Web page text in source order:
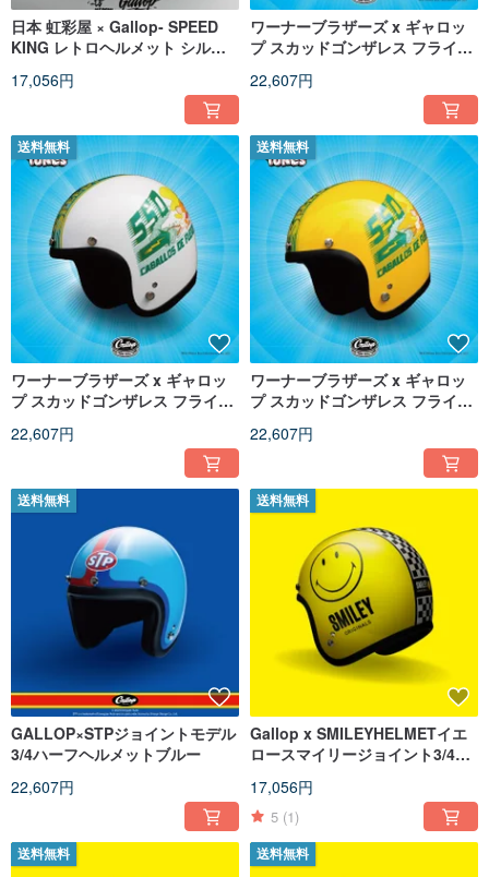
日本 虹彩屋 × Gallop- SPEED
KING レトロヘルメット シルバ
17,056円
ワーナーブラザーズ x ギャロッ
プ スカッドゴンザレス フライン
ラック
22,607円
送料無料
ワーナーブラザーズ x ギャロッ
プ スカッドゴンザレス フライン
ワイト
22,607円
送料無料
ワーナーブラザーズ x ギャロッ
プ スカッドゴンザレス フライン
ワイト
22,607円
送料無料
GALLOP×STPジョイントモデル
3/4ハーフヘルメットブルー
22,607円
送料無料
Gallop x SMILEYHELMETイエ
ロースマイリージョイント3/4ハ
17,056円
5 (1)
送料無料 送料無料